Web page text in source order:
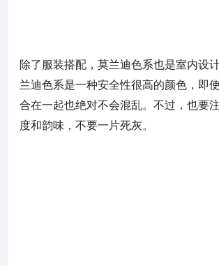
除了服装搭配，莫兰迪色系也是室内设
兰迪色系是一种安全性很高的颜色，即
合在一起也绝对不会混乱。不过，也要
度和韵味，不要一片死灰。